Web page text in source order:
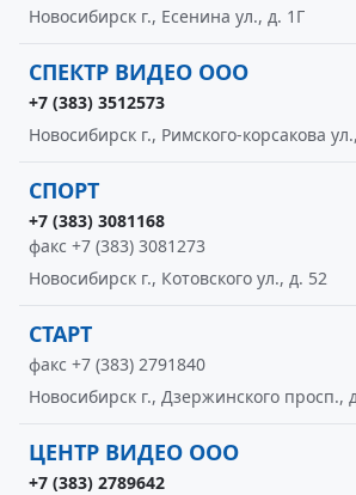
Новосибирск г., Есенина ул., д. 1Г
СПЕКТР ВИДЕО ООО
+7 (383) 3512573
Новосибирск г., Римского-корсакова
СПОРТ
+7 (383) 3081168
факс +7 (383) 3081273
Новосибирск г., Котовского ул., д. 52
СТАРТ
факс +7 (383) 2791840
Новосибирск г., Дзержинского просп.,
ЦЕНТР ВИДЕО ООО
+7 (383) 2789642